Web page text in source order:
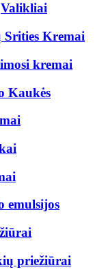
Valikliai
Srities Kremai
kremai
Kaukės
emulsijos
priežiūrai